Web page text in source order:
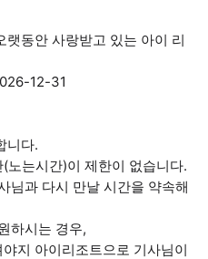
동안 사랑받고 있는 아이 리
12-31
니다.
노는시간)이 제한이 없습니다.
님과 다시 만날 시간을 약속해
하시는 경우,
지 아이리조트으로 기사님이